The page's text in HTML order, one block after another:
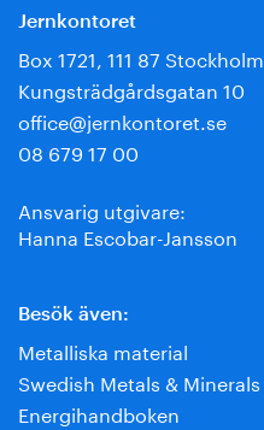
Jernkontoret
Box 1721, 111 87 Stockholm
Kungsträdgårdsgatan 10
office@jernkontoret.se
08 679 17 00
Ansvarig utgivare:
Hanna Escobar-Jansson
Besök även:
Metalliska material
Swedish Metals & Minerals
Energihandboken